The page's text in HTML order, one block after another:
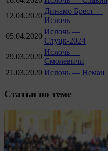
12.04.2020
Динамо Брест —
Ислочь
05.04.2020
Ислочь —
Слуцк-2024
29.03.2020
Ислочь —
Смолевичи
21.03.2020 Ислочь — Неман
Cтатьи по теме